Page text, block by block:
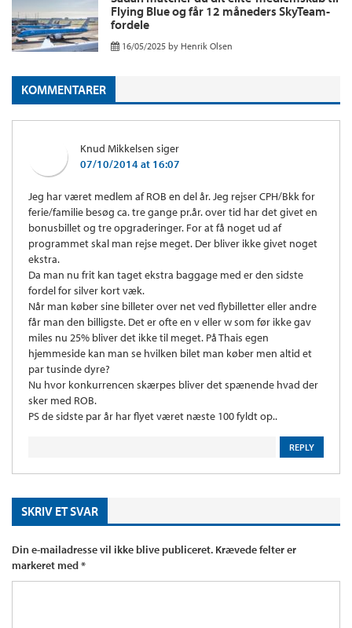
Flying Blue og får 12 måneders SkyTeam-
fordele
16/05/2025 by Henrik Olsen
KOMMENTARER
Knud Mikkelsen siger
07/10/2014 at 16:07
Jeg har været medlem af ROB en del år. Jeg rejser CPH/Bkk for
ferie/familie besøg ca. tre gange pr.år. over tid har det givet en
bonusbillet og tre opgraderinger. For at få noget ud af
programmet skal man rejse meget. Der bliver ikke givet noget
ekstra.
Da man nu frit kan taget ekstra baggage med er den sidste
fordel for silver kort væk.
Når man køber sine billeter over net ved flybilletter eller andre
får man den billigste. Det er ofte en v eller w som før ikke gav
miles nu 25% bliver det ikke til meget. På Thais egen
hjemmeside kan man se hvilken bilet man køber men altid et
par tusinde dyre?
Nu hvor konkurrencen skærpes bliver det spænende hvad der
sker med ROB.
PS de sidste par år har flyet været næste 100 fyldt op..
REPLY
SKRIV ET SVAR
Din e-mailadresse vil ikke blive publiceret. Krævede felter er
markeret med*